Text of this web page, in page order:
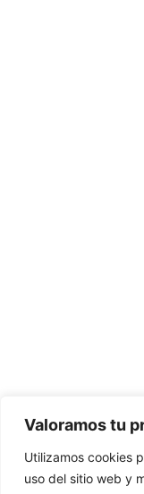
Valoramos tu
Utilizamos cookies
uso del sitio web y